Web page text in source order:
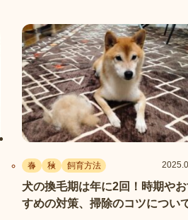
春 秋 飼育方法
犬の換毛期は年に2回！時期や
すめの対策、掃除のコツについ